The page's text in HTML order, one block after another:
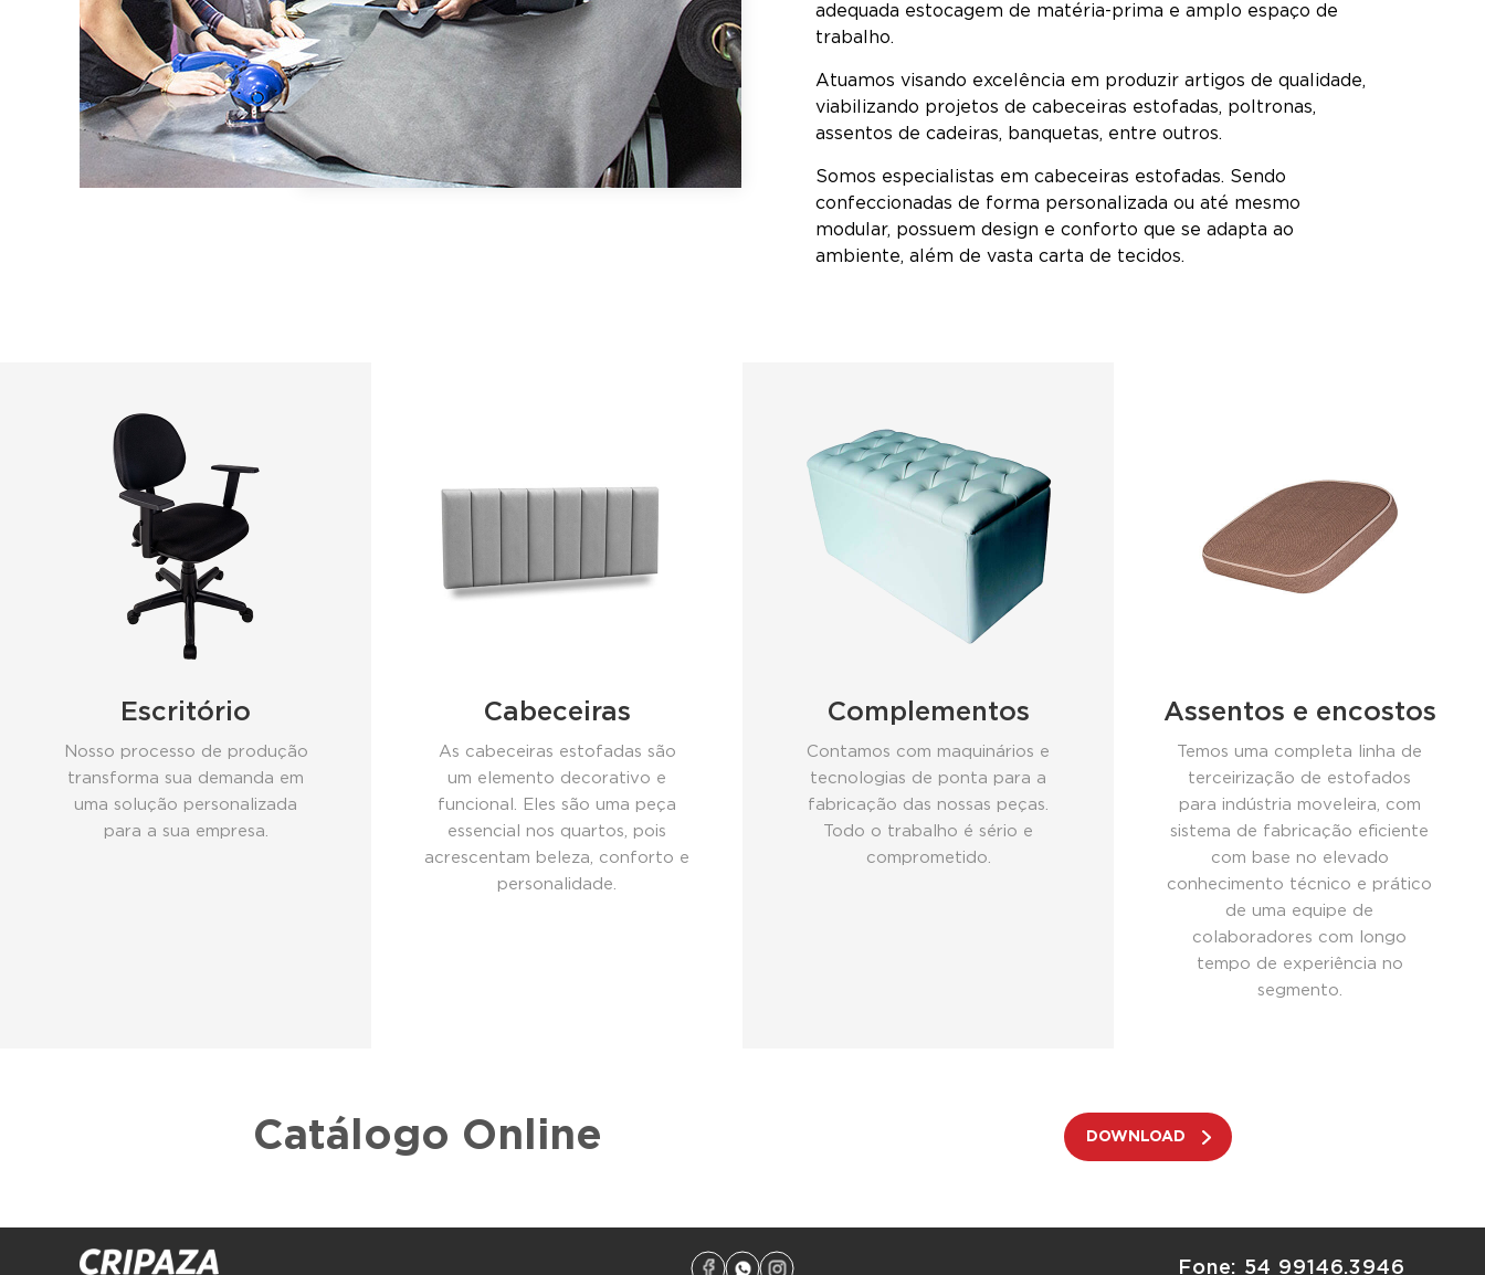
adequada estocagem de matéria-prima e amplo espaço de
trabalho.
Atuamos visando excelência em produzir artigos de qualidade,
viabilizando projetos de cabeceiras estofadas, poltronas,
assentos de cadeiras, banquetas, entre outros.
Somos especialistas em cabeceiras estofadas. Sendo
confeccionadas de forma personalizada ou até mesmo
modular, possuem design e conforto que se adapta ao
ambiente, além de vasta carta de tecidos.
Escritório
Nosso processo de produção
transforma sua demanda em
uma solução personalizada
para a sua empresa.
Cabeceiras
As cabeceiras estofadas são
um elemento decorativo e
funcional. Eles são uma peça
essencial nos quartos, pois
acrescentam beleza, conforto e
personalidade.
Complementos
Contamos com maquinários e
tecnologias de ponta para a
fabricação das nossas peças.
Todo o trabalho é sério e
comprometido.
Assentos e encostos
Temos uma completa linha de
terceirização de estofados
para indústria moveleira, com
sistema de fabricação eficiente
com base no elevado
conhecimento técnico e prático
de uma equipe de
colaboradores com longo
tempo de experiência no
segmento.
Catálogo Online DOWNLOAD
Fone: 54 99146.3946